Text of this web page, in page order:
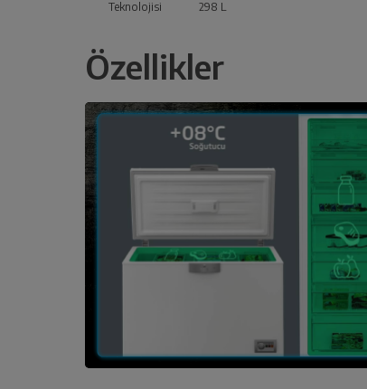
Teknolojisi
298 L
Özellikler